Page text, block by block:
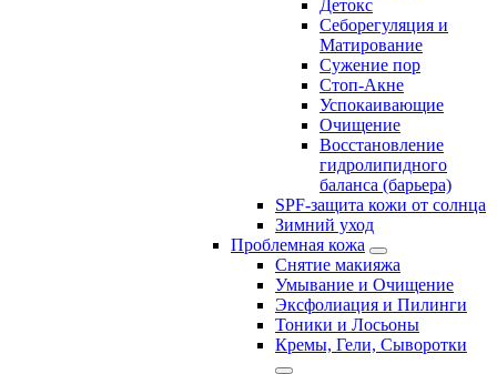
Детокс
Себорегуляция и
Матирование
Сужение пор
Стоп-Акне
Успокаивающие
Очищение
Восстановление
гидролипидного
баланса (барьера)
SPF-защита кожи от солнца
Зимний уход
Проблемная кожа
Снятие макияжа
Умывание и Очищение
Эксфолиация и Пилинги
Тоники и Лосьоны
Кремы, Гели, Сыворотки